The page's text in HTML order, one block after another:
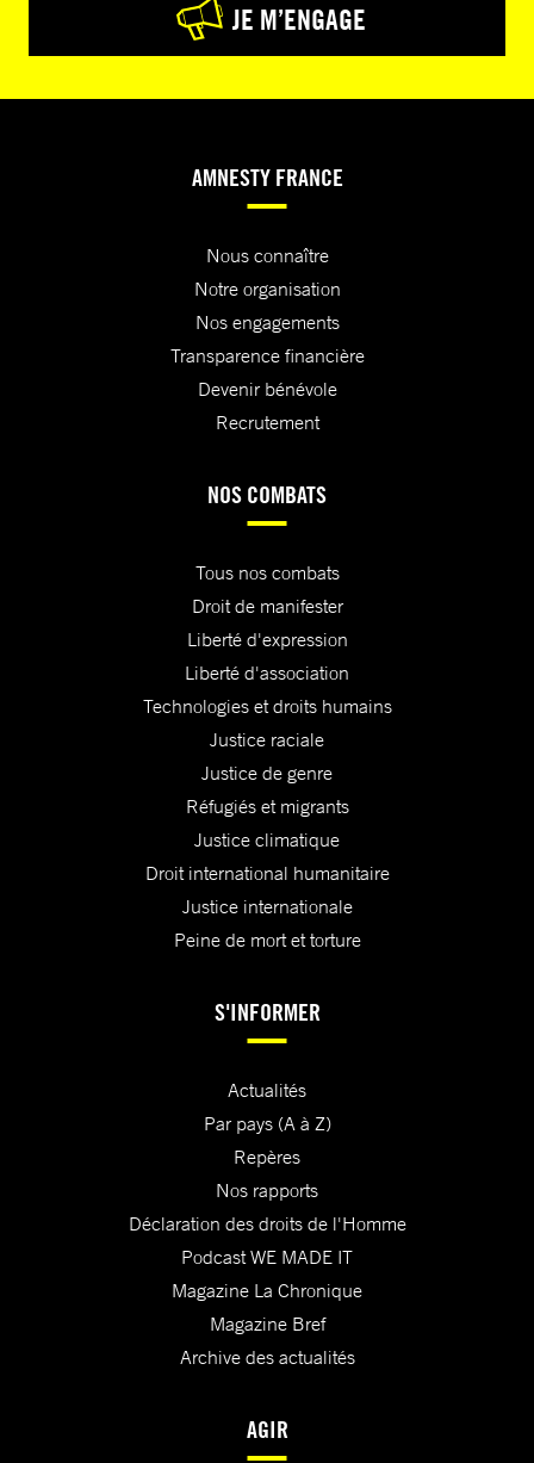
JE M’ENGAGE
AMNESTY FRANCE
Nous connaître
Notre organisation
Nos engagements
Transparence financière
Devenir bénévole
Recrutement
NOS COMBATS
Tous nos combats
Droit de manifester
Liberté d'expression
Liberté d'association
Technologies et droits humains
Justice raciale
Justice de genre
Réfugiés et migrants
Justice climatique
Droit international humanitaire
Justice internationale
Peine de mort et torture
S'INFORMER
Actualités
Par pays (A à Z)
Repères
Nos rapports
Déclaration des droits de l'Homme
Podcast WE MADE IT
Magazine La Chronique
Magazine Bref
Archive des actualités
AGIR